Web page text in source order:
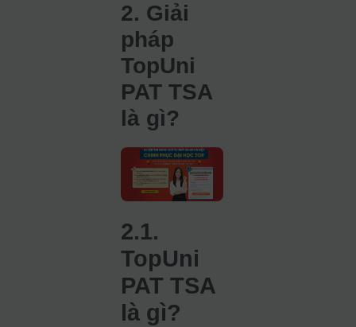
2. Giải
pháp
TopUni
PAT TSA
là gì?
2.1.
TopUni
PAT TSA
là gì?